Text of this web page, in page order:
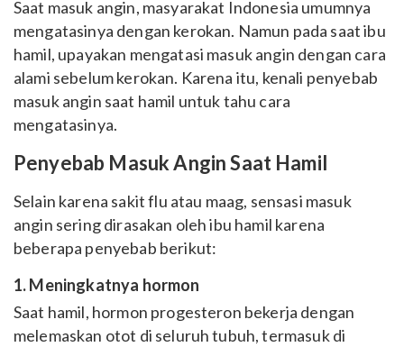
Saat masuk angin, masyarakat Indonesia umumnya
mengatasinya dengan kerokan. Namun pada saat ibu
hamil, upayakan mengatasi masuk angin dengan cara
alami sebelum kerokan. Karena itu, kenali penyebab
masuk angin saat hamil untuk tahu cara
mengatasinya.
Penyebab Masuk Angin Saat Hamil
Selain karena sakit flu atau maag, sensasi masuk
angin sering dirasakan oleh ibu hamil karena
beberapa penyebab berikut:
1. Meningkatnya hormon
Saat hamil, hormon progesteron bekerja dengan
melemaskan otot di seluruh tubuh, termasuk di